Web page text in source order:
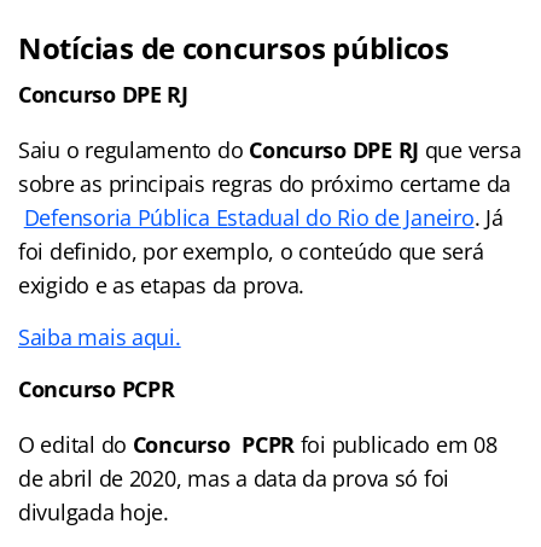
Notícias de concursos públicos
Concurso DPE RJ
Saiu o regulamento do Concurso DPE RJ que versa
sobre as principais regras do próximo certame da
Defensoria Pública Estadual do Rio de Janeiro. Já
foi definido, por exemplo, o conteúdo que será
exigido e as etapas da prova.
Saiba mais aqui.
Concurso PCPR
O edital do Concurso PCPR foi publicado em 08
de abril de 2020, mas a data da prova só foi
divulgada hoje.